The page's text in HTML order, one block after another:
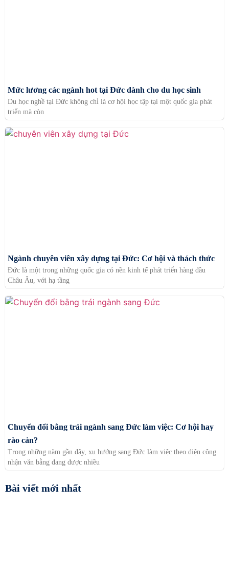
Mức lương các ngành hot tại Đức dành cho du học sinh
Du học nghề tại Đức không chỉ là cơ hội học tập tại một quốc gia phát
triển mà còn
Ngành chuyên viên xây dựng tại Đức: Cơ hội và thách thức
Đức là một trong những quốc gia có nền kinh tế phát triển hàng đầu
Châu Âu, với hạ tầng
Chuyển đổi bằng trái ngành sang Đức làm việc: Cơ hội hay
rào cản?
Trong những năm gần đây, xu hướng sang Đức làm việc theo diện công
nhận văn bằng đang được nhiều
Bài viết mới nhất